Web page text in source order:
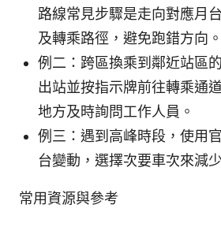
路線常見步驟是走向對應月
及轉乘路徑，避免跑錯方向。
例二：跨區換乘到鄰近站區
出站並按指示牌前往轉乘通
地方及時詢問工作人員。
例三：遇到高峰時段，使用
台變動，選擇次要車次來減
常用資源與參考